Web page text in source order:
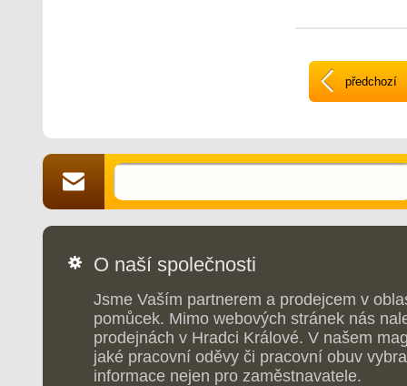
předchozí
O naší společnosti
Jsme Vaším partnerem a prodejcem v
pomůcek. Mimo webových stránek nás
prodejnách v Hradci Králové. V našem
jaké pracovní oděvy či pracovní obuv
informace nejen pro zaměstnavatele.